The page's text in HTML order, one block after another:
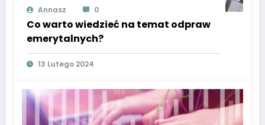
Annasz 0
Co warto wiedzieć na temat odpraw
emerytalnych?
13 Lutego 2024